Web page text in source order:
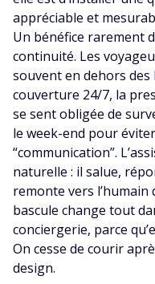
appréciable et
Un bénéfice rarement
continuité. Les
souvent en dehors des
couverture 24/7, la
se sent obligée de
le week-end pour
“communication”.
naturelle : il salue,
remonte vers l’humain
bascule change tout
conciergerie, parce
On cesse de courir
design.